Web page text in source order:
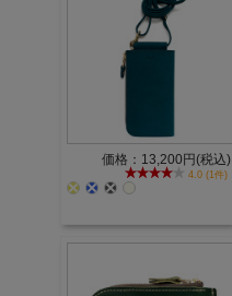
価格：13,200円(税込)
4.0 (1件)